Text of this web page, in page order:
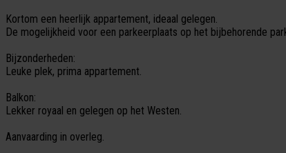
Kortom een heerlijk appartement, ideaal gelegen.
De mogelijkheid voor een parkeerplaats op het bijbehorende
Bijzonderheden:
Leuke plek, prima appartement.
Balkon:
Lekker royaal en gelegen op het Westen.
Aanvaarding in overleg.